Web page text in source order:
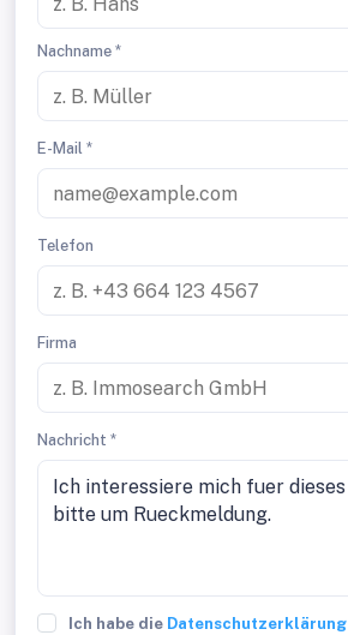
Nachname *
E-Mail *
Telefon
Firma
Nachricht *
Ich habe die Datenschutzerklärung